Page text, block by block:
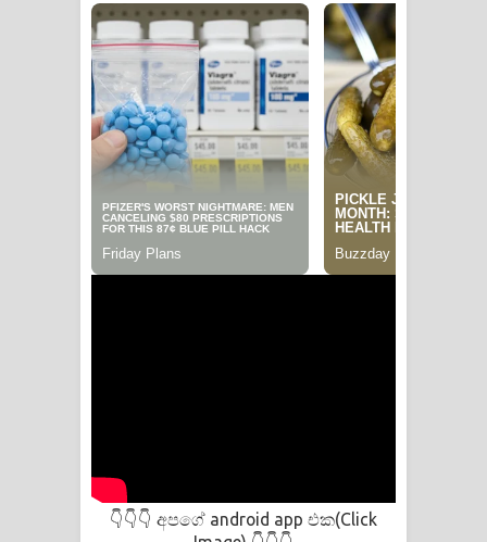
👇👇👇 අපගේ android app එක(Click